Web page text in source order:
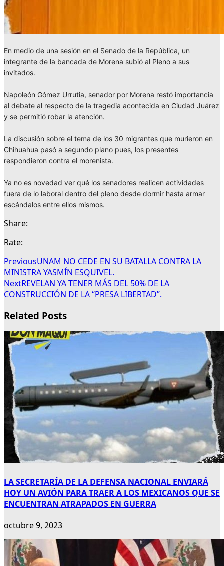
En medio de una sesión en el Senado de la República, un
integrante de la bancada de Morena subió al Pleno a sus
invitados.
Napoleón Gómez Urrutia, senador por Morena restó importancia
al debate al respecto de la tragedia acontecida en Ciudad Juárez
y se permitió robar la atención.
La discusión sobre el tema de los 30 migrantes que murieron en
Chihuahua pasó a segundo plano pues, los presentes
respondieron contra el morenista.
Ya no es novedad ver qué los senadores realicen actividades
fuera de lo laboral dentro del pleno desde dormir hasta armar
escándalos entre ellos mismos.
Share:
Rate:
PreviousUNAM NO CEDE EN SU BATALLA CONTRA LA
MINISTRA YASMÍN ESQUIVEL.
NextREVELAN YA TENER MÁS DEL 50% DE LA
CONSTRUCCIÓN DE LA “PRESA LIBERTAD”.
Related Posts
LA SECRETARÍA DE LA DEFENSA NACIONAL ENVIARÁ
HOY UN AVIÓN PARA TRAER A LOS MEXICANOS QUE SE
ENCUENTRAN ATRAPADOS EN GUERRA
octubre 9, 2023